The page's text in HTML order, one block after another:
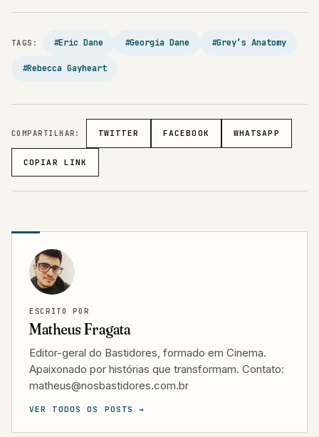
TAGS: #Eric Dane #Georgia Dane #Grey’s Anatomy
#Rebecca Gayheart
COMPARTILHAR: TWITTER FACEBOOK WHATSAPP
COPIAR LINK
ESCRITO POR
Matheus Fragata
Editor-geral do Bastidores, formado em Cinema.
Apaixonado por histórias que transformam. Contato:
matheus@nosbastidores.com.br
VER TODOS OS POSTS →